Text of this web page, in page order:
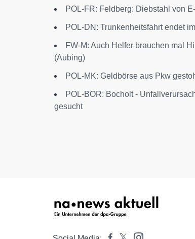
POL-FR: Feldberg: Diebstahl von
POL-DN: Trunkenheitsfahrt endet
FW-M: Auch Helfer brauchen mal
(Aubing)
POL-MK: Geldbörse aus Pkw
POL-BOR: Bocholt -
gesucht